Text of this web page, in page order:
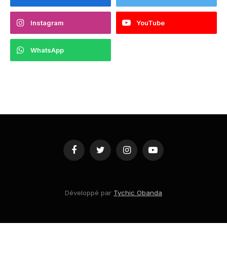
Instagram YouTube
WhatsApp
FacebookTwitter InstagramYouTube
Développé par Tychic Obanda